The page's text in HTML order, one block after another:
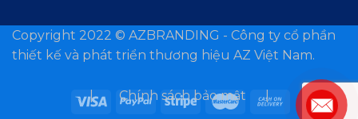
Copyright 2022 © AZBRANDING - Công ty cổ phần
thiết kế và phát triển thương hiệu AZ Việt Nam.
| Chính sách bảo mật |